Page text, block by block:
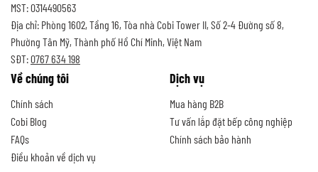
MST: 0314490563
Địa chỉ: Phòng 1602, Tầng 16, Tòa nhà Cobi Tower II, Số 2-4 Đường số 8,
Phường Tân Mỹ, Thành phố Hồ Chí Minh, Việt Nam
SĐT:0767 634 198
Về chúng tôi
Chính sách
Cobi Blog
FAQs
Điều khoản về dịch vụ
Dịch vụ
Mua hàng B2B
Tư vấn lắp đặt bếp công nghiệp
Chính sách bảo hành